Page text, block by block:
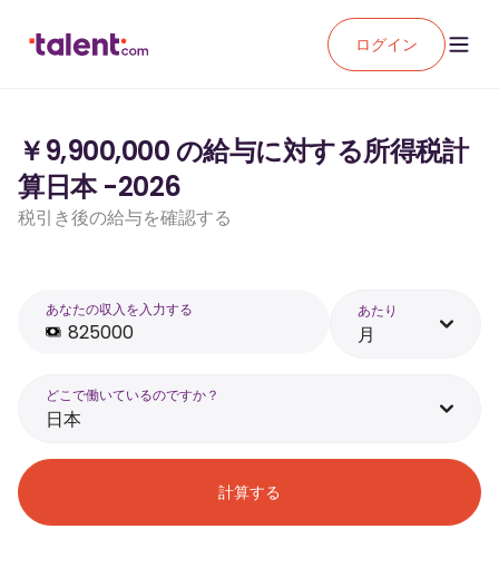
ログイン
￥9,900,000 の給与に対する所得税計
算日本 -2026
税引き後の給与を確認する
あなたの収入を入力する あたり
月
どこで働いているのですか？
日本
計算する